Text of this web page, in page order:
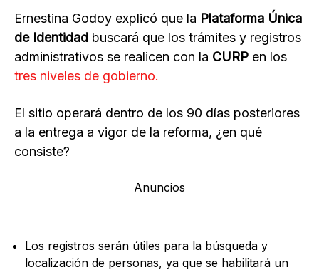
Ernestina Godoy explicó que la Plataforma Única
de Identidad buscará que los trámites y registros
administrativos se realicen con la CURP en los
tres niveles de gobierno.
El sitio operará dentro de los 90 días posteriores
a la entrega a vigor de la reforma, ¿en qué
consiste?
Anuncios
Los registros serán útiles para la búsqueda y
localización de personas, ya que se habilitará un